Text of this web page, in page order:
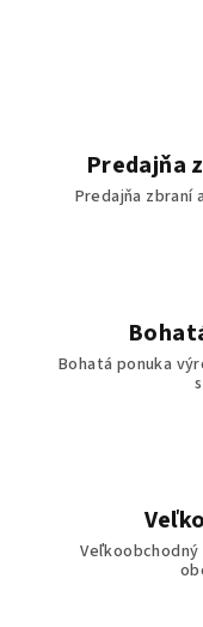
Predajňa
Predajňa zbraní
Bohatá ponuka